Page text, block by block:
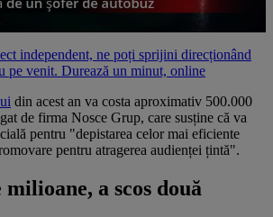
independent, ne poți sprijini direcționând
pe venit. Durează un minut, online
din acest an va costa aproximativ 500.000
de firma Nosce Grup, care susține că va
pentru "depistarea celor mai eficiente
pentru atragerea audienței țintă".
milioane, a scos două